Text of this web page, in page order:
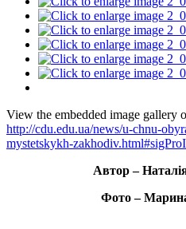
View the embedded image gallery
http://cdu.edu.ua/news/u-chnu-
mystetskykh-
Автор –
Фото –